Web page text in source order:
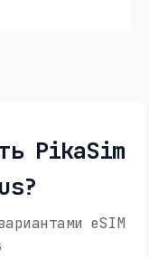
PikaSim
eSIM